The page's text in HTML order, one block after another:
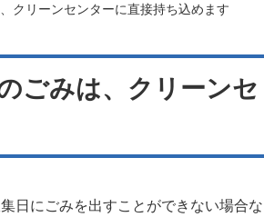
クリーンセンターに直接持ち込めます
ごみは、クリーンセ
日にごみを出すことができない場合な